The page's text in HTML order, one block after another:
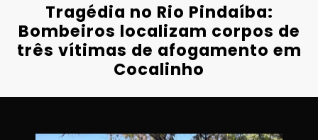
Tragédia no Rio Pindaíba:
Bombeiros localizam corpos de
três vítimas de afogamento em
Cocalinho